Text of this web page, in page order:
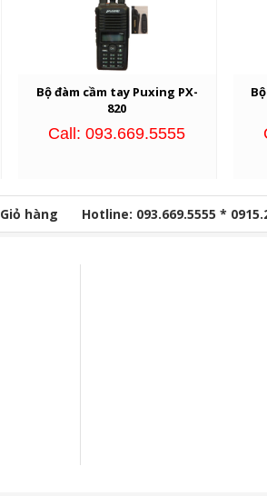
Bộ đàm cầm tay Puxing PX-
820
Call: 093.669.5555
Giỏ hàng Hotline: 093.669.5555 *